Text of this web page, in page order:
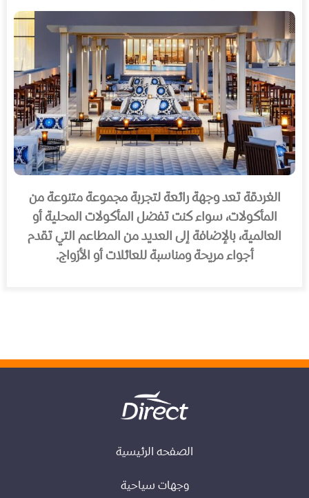
الغردقة تعد وجهة رائعة لتجربة مجموعة متنوعة من
المأكولات، سواء كنت تفضل المأكولات المحلية أو
العالمية، بالإضافة إلى العديد من المطاعم التي تقدم
أجواء مريحة ومناسبة للعائلات أو الأزواج.
الصفحه الرئيسية
وجهات سياحية